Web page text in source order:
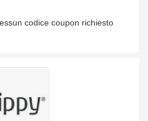
codice coupon richiesto